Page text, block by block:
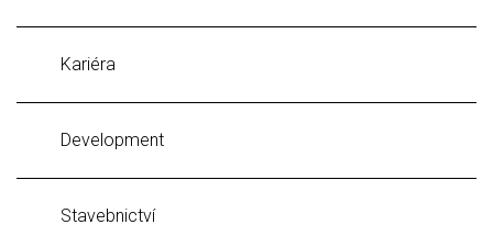
Kariéra
Development
Stavebnictví